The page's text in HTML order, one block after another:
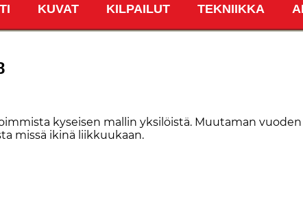
KUVAT KILPAILUT TEKNIIKKA
ky­sei­sen mal­lin yk­si­löis­tä. Muu­ta­man
mis­sä iki­nä liik­kuu­kaan.